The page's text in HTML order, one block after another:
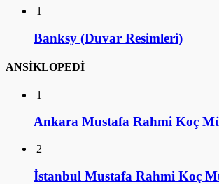
1
Banksy (Duvar Resimleri)
ANSİKLOPEDİ
1
Ankara Mustafa Rahmi Koç
2
İstanbul Mustafa Rahmi Koç